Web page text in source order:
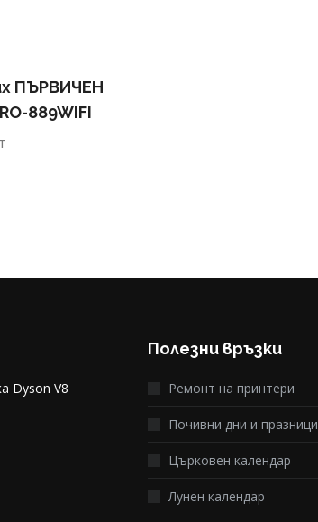
ПЪРВИЧЕН
889WIFI
Dyson V8
Полезни връзки
Ремонт на принтери
Почивни дни и празници
Църковен календар
Лунен календар